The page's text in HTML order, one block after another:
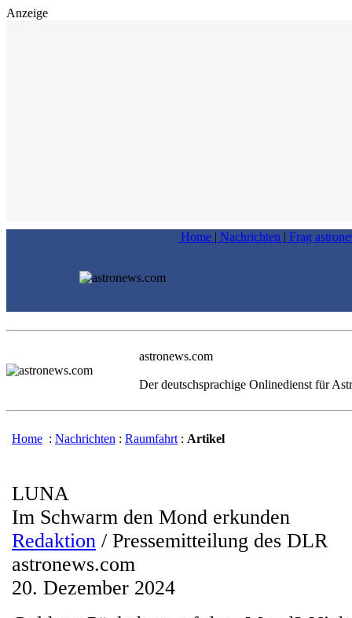
Anzeige
Home | Nachrichten | Frag
astronews.com
Der deutschsprachige Onlinedienst für
Home : Nachrichten : Raumfahrt : Artikel
LUNA
Im Schwarm den Mond erkunden
Redaktion / Pressemitteilung des DLR
astronews.com
20. Dezember 2024